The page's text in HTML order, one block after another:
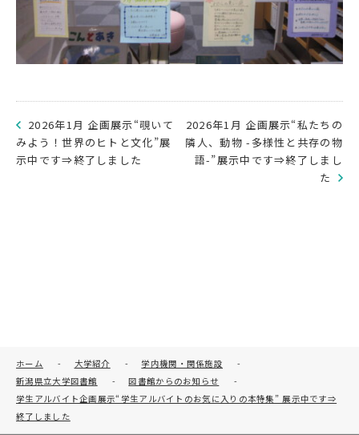
2026年1月 企画展示“覗いて
みよう！世界のヒトと文化”展
示中です⇒終了しました
2026年1月 企画展示“私たちの
隣人、動物 -多様性と共存の物
語-”展示中です⇒終了しまし
た
ホーム - 大学紹介 - 学内機関・関係施設
-
新潟県立大学図書館
- 図書館からのお知らせ
-
学生アルバイト企画展示“学生アルバイトのお気に入りの本特集” 展示中です⇒
終了しました